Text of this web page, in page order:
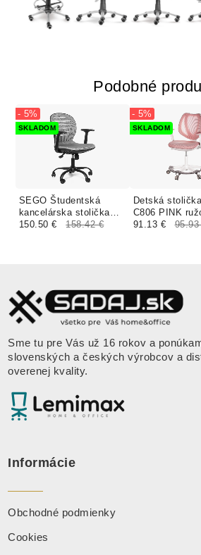
Podobné
SEGO Študentská
kancelárska stolička
COOL BLACK šedá
SKLADOM
- 5%
150.50 € 158.42 €
Detská
C806 PINK
SKLADOM
- 5%
91.13 € 95.93
Sme tu pre Vás už 16 rokov a
slovenských a českých výrobcov a
overenej kvality.
Informácie
Obchodné podmienky
Cookies